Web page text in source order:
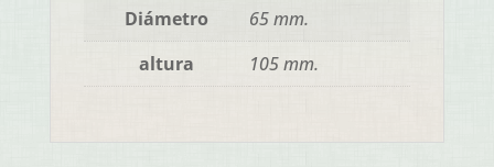
Diámetro
65 mm.
altura
105 mm.